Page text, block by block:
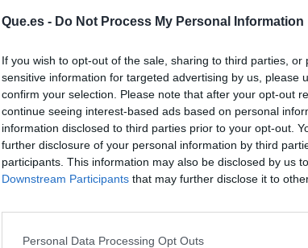
Que.es - Do Not Process My Personal Information
If you wish to opt-out of the sale, sharing to third parties,
sensitive information for targeted advertising by us, please
confirm your selection. Please note that after your opt-out
continue seeing interest-based ads based on personal
information disclosed to third parties prior to your opt-out.
further disclosure of your personal information by third
participants. This information may also be disclosed by us
Downstream Participants that may further disclose it to
Personal Data Processing Opt Outs